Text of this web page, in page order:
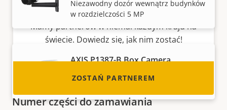
Niezawodny dozór wewnątrz budynków
w rozdzielczości 5 MP
AXIS P1387-B Box Camera
Dozór wewnątrz budynków w
integratorem systemów lub instalatorem?
Mamy partnerów w niemal każdym kraju na
świecie. Dowiedz się, jak nim zostać!
ZOSTAŃ PARTNEREM
Numer części do zamawiania